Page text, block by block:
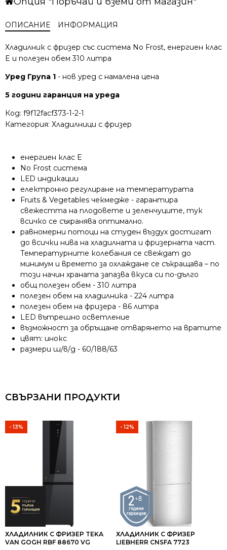
ОПИСАНИЕ ИНФОРМАЦИЯ
Хладилник с фризер със система No Frost, енергиен клас
E и полезен обем 310 литра
Уред Група 1 - нов уред с намалена цена
5 години гаранция на уреда
Код: f9f12facf373-1-2-1
Категория: Хладилници с фризер
енергиен клас E
No Frost система
LЕD индикации
електронно регулиране на температурата
Fruits & Vegetables чекмедже - гарантира
свежестта на плодовете и зеленчуците, тук
всичко се съхранява оптимално.
равномерни потоци на студен въздух достигат
до всички нива на хладилната и фризерната част.
Температурните колебания се свеждат до
минимум и времето за охлаждане се съкращава – по
този начин храната запазва вкуса си по-дълго
общ полезен обем - 310 литра
полезен обем на хладилника - 224 литра
полезен обем на фризера - 86 литра
LED вътрешно осветление
възможност за обръщане отварянето на вратите
цвят: инокс
размери ш/в/д - 60/188/63
СВЪРЗАНИ ПРОДУКТИ
- 13%
ХЛАДИЛНИК С ФРИЗЕР TEKA
VAN GOGH RBF 88670 VG
- 12%
ХЛАДИЛНИК С ФРИЗЕР
LIEBHERR CNSFA 7723